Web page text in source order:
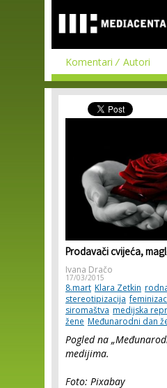
main
content
Komentari Autori
Prodavači cvijeća,
Ivana Dračo
17/03/2015
8.mart Klara Zetkin
stereotipizacija
siromaštva medijska
žene Međunarodni dan
Pogled na
medijima.
Foto: Pixabay